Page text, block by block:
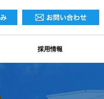
採用情報